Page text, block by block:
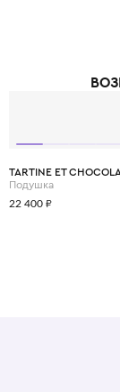
TARTINE ET
Подушка
22 400 ₽